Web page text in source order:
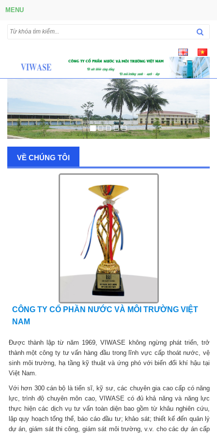
MENU
VỀ CHÚNG TÔI
CÔNG TY CỔ PHẦN NƯỚC VÀ MÔI TRƯỜNG VIỆT
NAM
Được thành lập từ năm 1969, VIWASE không ngừng phát triển, trở
thành một công ty tư vấn hàng đầu trong lĩnh vực cấp thoát nước, vệ
sinh môi trường, hạ tầng kỹ thuật và ứng phó với biến đổi khí hậu tại
Việt Nam.
Với hơn 300 cán bộ là tiến sĩ, kỹ sư, các chuyên gia cao cấp có năng
lực, trình độ chuyên môn cao, VIWASE có đủ khả năng và năng lực
thực hiện các dịch vụ tư vấn toàn diện bao gồm từ khâu nghiên cứu,
lập quy hoạch tổng thể, báo cáo đầu tư; khảo sát; thiết kế đến quản lý
dự án, giám sát thi công, giám sát môi trường, v.v. cho các dự án cấp